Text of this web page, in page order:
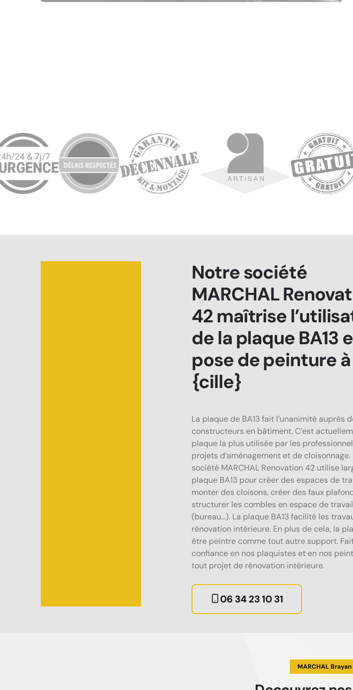
Notre société
MARCHAL
42 maîtrise
de la plaque BA13
pose de peinture à
{cille}
La plaque de BA13 fait l’unanimité auprès
constructeurs en bâtiment. C’est
plaque la plus utilisée par les
projets d’aménagement et de
société MARCHAL Renovation 42 utilise
plaque BA13 pour créer des espaces de
monter des cloisons, créer des faux
structurer les combles en espace de travail
(bureau…). La plaque BA13 facilité les
rénovation intérieure. En plus de cela, la
être peintre comme tout autre support.
confiance en nos plaquistes et en nos
tout projet de rénovation intérieure.
06 34 23 10 31
MARCHAL